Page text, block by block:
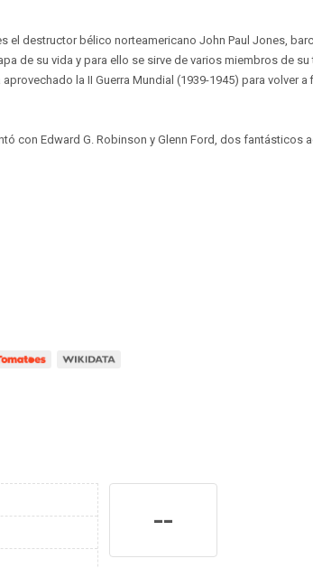
el destructor bélico norteamericano John Paul Jones,
de su vida y para ello se sirve de varios miembros de
la II Guerra Mundial (1939-1945) para volver a
con Edward G. Robinson y Glenn Ford, dos fantásticos
--